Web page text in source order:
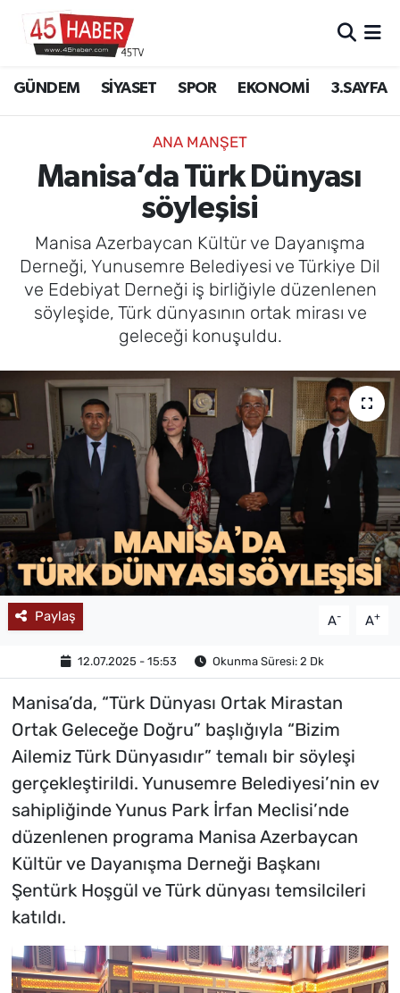
GÜNDEM SİYASET SPOR EKONOMİ 3.SAYFA
ANA MANŞET
Manisa’da Türk Dünyası
söyleşisi
Manisa Azerbaycan Kültür ve Dayanışma
Derneği, Yunusemre Belediyesi ve Türkiye Dil
ve Edebiyat Derneği iş birliğiyle düzenlenen
söyleşide, Türk dünyasının ortak mirası ve
geleceği konuşuldu.
Paylaş A- A+
12.07.2025 - 15:53 Okunma Süresi: 2 Dk
Manisa’da, “Türk Dünyası Ortak Mirastan
Ortak Geleceğe Doğru” başlığıyla “Bizim
Ailemiz Türk Dünyasıdır” temalı bir söyleşi
gerçekleştirildi. Yunusemre Belediyesi’nin ev
sahipliğinde Yunus Park İrfan Meclisi’nde
düzenlenen programa Manisa Azerbaycan
Kültür ve Dayanışma Derneği Başkanı
Şentürk Hoşgül ve Türk dünyası temsilcileri
katıldı.
SİYASET
3.SAYFA
EĞİTİM
YAŞAM
MAGAZİN
Manisa Hava Durumu
Manisa Namaz Vakitleri
Manisa Trafik Yoğunluk Haritası
Süper Lig Puan Durumu ve Fikstür
Tüm Manşetler
Son Dakika Haberleri
Haber Arşivi